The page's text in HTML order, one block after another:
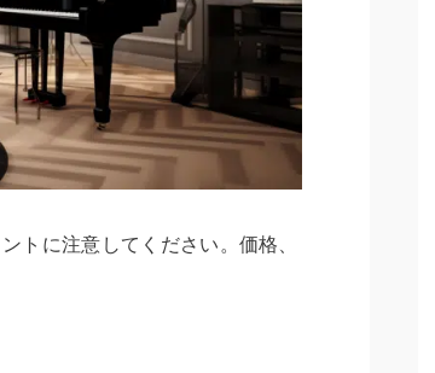
トに注意してください。価格、